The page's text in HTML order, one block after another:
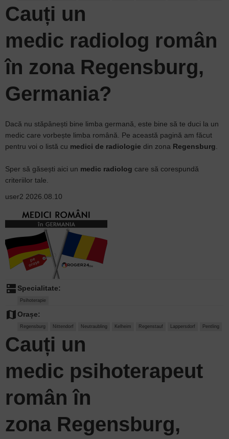
Cauți un
medic radiolog român
în zona Regensburg,
Germania?
Dacă nu stăpânești bine limba germană, este bine să te duci la un
medic care vorbește limba română. Pe această pagină am făcut
pentru voi o listă cu medici de radiologie din zona Regensburg
Sper să găsești aici un medic radiolog care să corespundă
criteriilor tale.
user2 2026.08.10
dns Specialitate:
Psihoterapie
map Orașe:
Regensburg Nittendorf Neutraubling Kelheim Regenstauf Lappersdorf Pentling
Cauți un
medic psihoterapeut
român în
zona Regensburg,